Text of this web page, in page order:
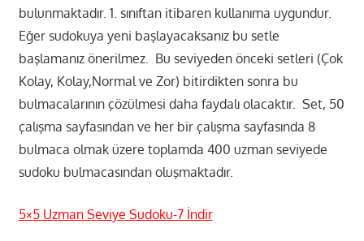
bulunmaktadır. 1. sınıftan itibaren kullanıma uygundur.
Eğer sudokuya yeni başlayacaksanız bu setle
başlamanız önerilmez. Bu seviyeden önceki setleri (Çok
Kolay, Kolay,Normal ve Zor) bitirdikten sonra bu
bulmacalarının çözülmesi daha faydalı olacaktır. Set, 50
çalışma sayfasından ve her bir çalışma sayfasında 8
bulmaca olmak üzere toplamda 400 uzman seviyede
sudoku bulmacasından oluşmaktadır.
5×5 Uzman Seviye Sudoku-7 İndir